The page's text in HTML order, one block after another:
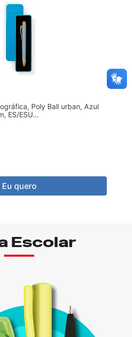
Poly Ball urban, Azul
ES/ESU...
Eu quero
Escolar